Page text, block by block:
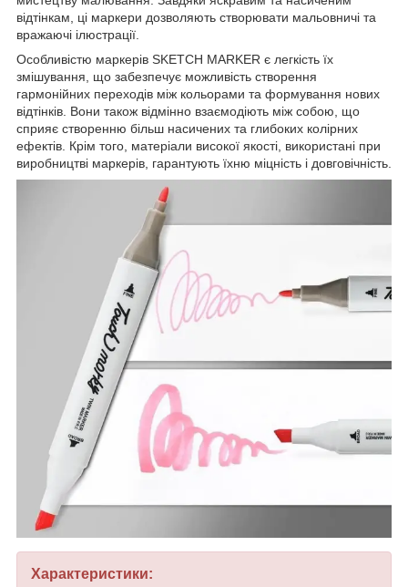
відтінкам, ці маркери дозволяють створювати мальовничі та
вражаючі ілюстрації.
Особливістю маркерів SKETCH MARKER є легкість їх
змішування, що забезпечує можливість створення
гармонійних переходів між кольорами та формування нових
відтінків. Вони також відмінно взаємодіють між собою, що
сприяє створенню більш насичених та глибоких колірних
ефектів. Крім того, матеріали високої якості, використані при
виробництві маркерів, гарантують їхню міцність і довговічність.
Характеристики: